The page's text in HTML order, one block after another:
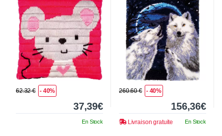
62.32 € - 40%
37,39€
En Stock
260.60 € - 40%
156,36€
Livraison gratuite En Stock